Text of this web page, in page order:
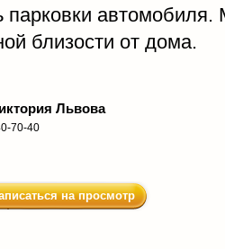
парковки
близости от дома.
Львова
70-40
на просмотр